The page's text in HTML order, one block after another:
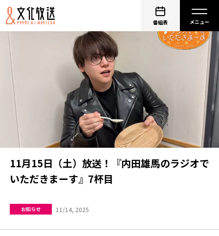
番組表
11月15日（土）放送！『内田雄馬のラジオで
いただきまーす』7杯目
お知らせ 11/14, 2025